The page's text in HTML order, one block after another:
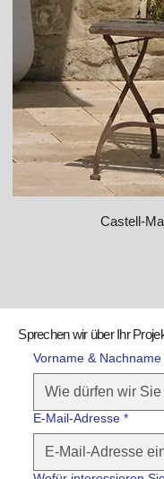
Castell-
Vorname & Nachname
E-Mail-Adresse *
Sprechen wir über Ihr